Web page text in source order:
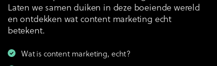
Laten we samen duiken in deze boeiende wereld
en ontdekken wat content marketing echt
betekent.
Wat is content marketing, echt?